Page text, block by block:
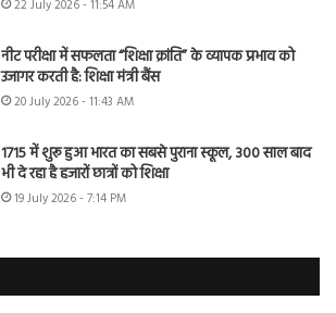
22 July 2026 - 11:54 AM
नीट परीक्षा में सफलता “शिक्षा क्रांति” के व्यापक प्रभाव को
उजागर करती है: शिक्षा मंत्री बैंस
20 July 2026 - 11:43 AM
1715 में शुरू हुआ भारत का सबसे पुराना स्कूल, 300 साल बाद
भी दे रहा है हजारों छात्रों को शिक्षा
19 July 2026 - 7:14 PM